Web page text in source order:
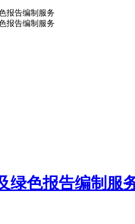
报告编制服务
报告编制服务
绿色报告编制服